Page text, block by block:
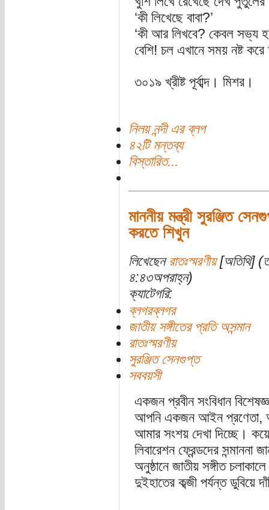
‘কী লিখেছে বাবা?’
‘কী আর লিখবে? কেবল সভ্য
বেশি! চল এখানে সময় নষ্ট
৩০১৯ খ্রীষ্ট পূর্বাব্দ। মিশর।
নিলয় নন্দী এর ব্লগ
৪২টি মন্তব্য
বিস্তারিত...
মাননীয় মন্ত্রী সুরঞ্জিত
করতে শিখুন
লিখেছেন রাতঃস্মরণীয়[অতিথি]
৪:৪৩অপরাহ্ন)
ক্যাটেগরি:
ব্লগরব্লগর
জাতীয় সঙ্গীতের প্রতি অসন্মান
রাতঃস্মরণীয়
সুরঞ্জিত সেনগুপ্ত
সববয়সী
একজন প্রবীন সংবিধান
আপনি একজন আইন প্রণেতা,
আমার সংশয় দেখা দিচ্ছে।
লিবারেশন ফ্রেন্ডদের সন্মাননা
অনুষ্ঠানে জাতীয় সঙ্গীত
দুইহাতের কব্জী পর্যন্ত ডুবিয়ে